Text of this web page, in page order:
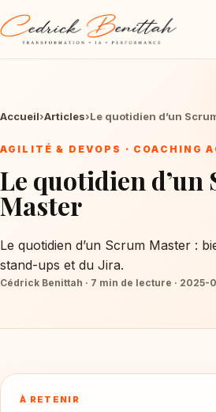
Accueil›Articles›Le quotidien d’un
AGILITÉ & DEVOPS · COACHING
Le quotidien d’un
Master
Le quotidien d’un Scrum Master :
stand-ups et du Jira.
Cédrick Benittah · 7 min de lecture · 2025-
À RETENIR